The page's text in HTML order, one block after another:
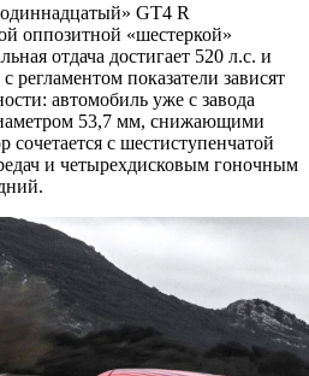
GT4 R
оппозитной «шестеркой»
отдача достигает 520 л.с. и
регламентом показатели зависят
автомобиль уже с завода
53,7 мм, снижающими
с шестиступенчатой
и четырехдисковым гоночным